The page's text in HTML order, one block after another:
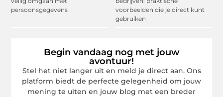
persoonsgegevens
voorbeelden die je direct kunt
gebruiken
Begin vandaag nog met jouw
avontuur!
Stel het niet langer uit en meld je direct aan. Ons
platform biedt de perfecte gelegenheid om jouw
mening te uiten en jouw blog met een breder